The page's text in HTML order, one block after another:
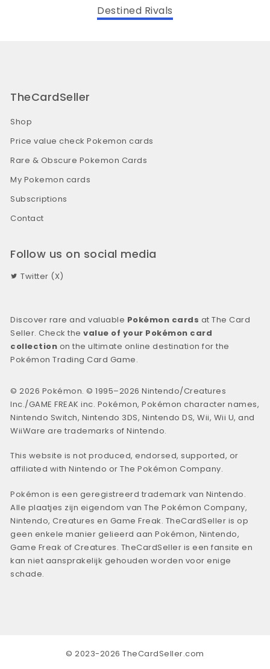
Destined Rivals
TheCardSeller
Shop
Price value check Pokemon cards
Rare & Obscure Pokemon Cards
My Pokemon cards
Subscriptions
Contact
Follow us on social media
Twitter (X)
Discover rare and valuable Pokémon cards at The Card
Seller. Check thevalue of your Pokémon card
collection on the ultimate online destination for the
Pokémon Trading Card Game.
© 2026 Pokémon. © 1995–2026 Nintendo/Creatures
Inc./GAME FREAK inc. Pokémon, Pokémon character names,
Nintendo Switch, Nintendo 3DS, Nintendo DS, Wii, Wii U, and
WiiWare are trademarks of Nintendo.
This website is not produced, endorsed, supported, or
affiliated with Nintendo or The Pokémon Company.
Pokémon is een geregistreerd trademark van Nintendo.
Alle plaatjes zijn eigendom van The Pokémon Company,
Nintendo, Creatures en Game Freak. TheCardSeller is op
geen enkele manier gelieerd aan Pokémon, Nintendo,
Game Freak of Creatures. TheCardSeller is een fansite en
kan niet aansprakelijk gehouden worden voor enige
schade.
© 2023-2026 TheCardSeller.com